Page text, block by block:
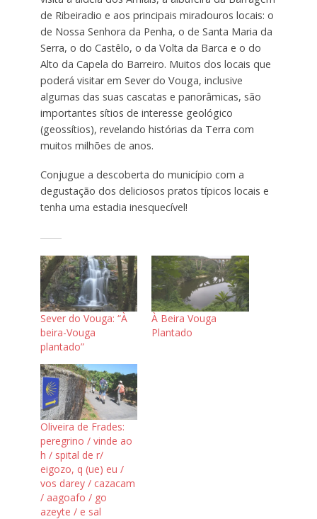
de Ribeiradio e aos principais miradouros locais: o
de Nossa Senhora da Penha, o de Santa Maria da
Serra, o do Castêlo, o da Volta da Barca e o do
Alto da Capela do Barreiro. Muitos dos locais que
poderá visitar em Sever do Vouga, inclusive
algumas das suas cascatas e panorâmicas, são
importantes sítios de interesse geológico
(geossítios), revelando histórias da Terra com
muitos milhões de anos.
Conjugue a descoberta do município com a
degustação dos deliciosos pratos típicos locais e
tenha uma estadia inesquecível!
Sever do Vouga: “À
beira-Vouga
plantado”
À Beira Vouga
Plantado
Oliveira de Frades:
peregrino / vinde ao
h / spital de r/
eigozo, q (ue) eu /
vos darey / cazacam
/ aagoafo / go
azeyte / e sal